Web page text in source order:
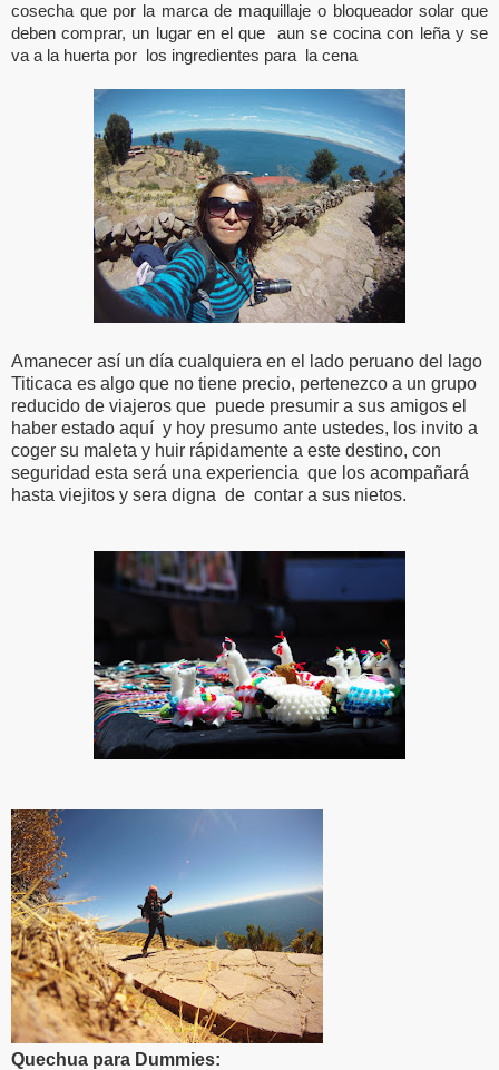
cosecha que por la marca de maquillaje o bloqueador solar que
deben comprar, un lugar en el que aun se cocina con leña y se
va a la huerta por los ingredientes para la cena
Amanecer así un día cualquiera en el lado peruano del lago
Titicaca es algo que no tiene precio, pertenezco a un grupo
reducido de viajeros que puede presumir a sus amigos el
haber estado aquí y hoy presumo ante ustedes, los invito a
coger su maleta y huir rápidamente a este destino, con
seguridad esta será una experiencia que los acompañará
hasta viejitos y sera digna de contar a sus nietos.
Quechua para Dummies: